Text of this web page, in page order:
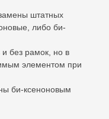
штатных
либо би-
без рамок, но в
элементом при
би-ксеноновым